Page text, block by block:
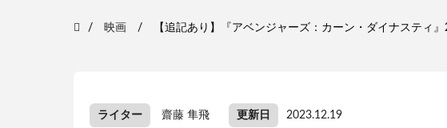
映画 【追記あり】『アベンジャーズ：カーン・ダイナスティ
ライター 齋藤 隼飛 更新日 2023.12.19